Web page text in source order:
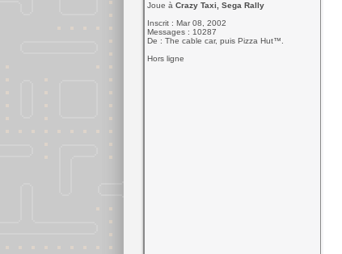
Joue à Crazy Taxi, Sega Rally
Inscrit : Mar 08, 2002
Messages : 10287
De : The cable car, puis Pizza Hut™.
Hors ligne